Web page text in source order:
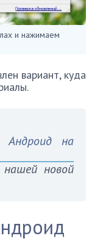
и нажимаем
вариант, куда
Андроид на
нашей новой